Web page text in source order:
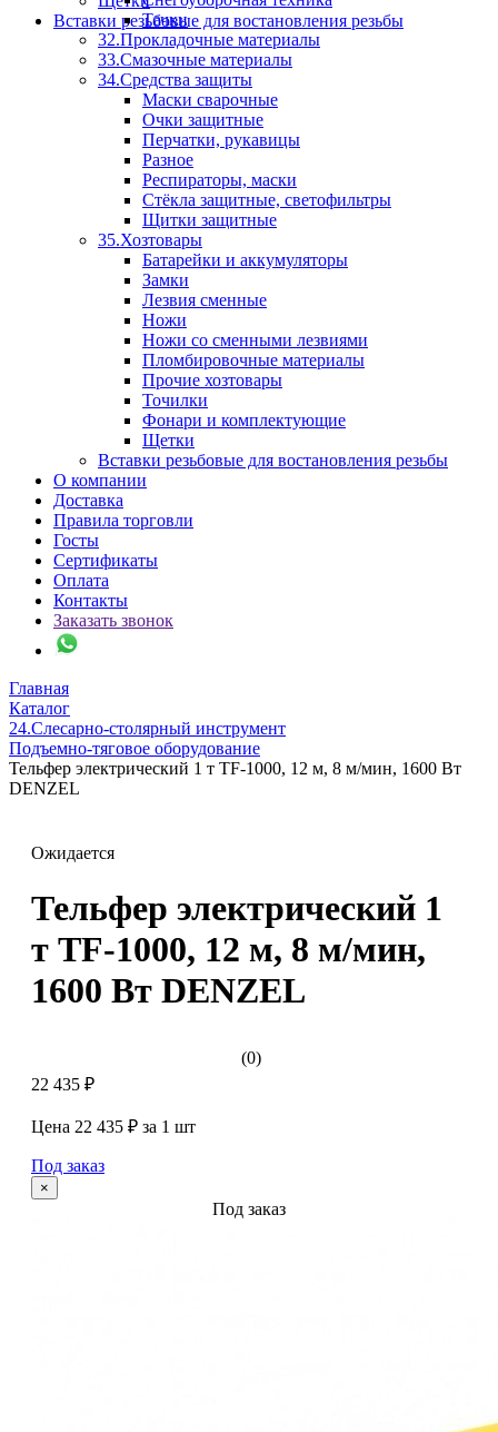
Вставки резьбовые для востановления резьбы
Тачки
32.Прокладочные материалы
33.Смазочные материалы
34.Средства защиты
Маски сварочные
Очки защитные
Перчатки, рукавицы
Разное
Респираторы, маски
Стёкла защитные, светофильтры
Щитки защитные
35.Хозтовары
Батарейки и аккумуляторы
Замки
Лезвия сменные
Ножи
Ножи со сменными лезвиями
Пломбировочные материалы
Прочие хозтовары
Точилки
Фонари и комплектующие
Щетки
Вставки резьбовые для востановления резьбы
О компании
Доставка
Правила торговли
Госты
Сертификаты
Оплата
Контакты
Заказать звонок
Главная
Каталог
24.Слесарно-столярный инструмент
Подъемно-тяговое оборудование
Тельфер электрический 1 т TF-1000, 12 м, 8 м/мин, 1600 Вт
DENZEL
Ожидается
Тельфер электрический 1
т TF-1000, 12 м, 8 м/мин,
1600 Вт DENZEL
(0)
22 435 ₽
Цена 22 435 ₽ за 1 шт
Под заказ
×
Под заказ